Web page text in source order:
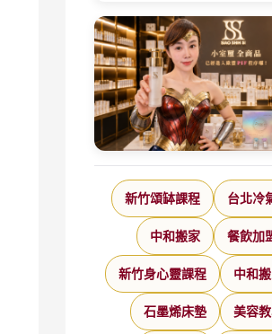
新竹頌缽課程 台北冷
中和搬家 餐飲加
新竹身心靈課程 中和
石墨烯床墊 美容